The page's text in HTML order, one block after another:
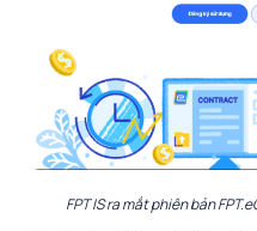
FPT IS ra mắt phiên bản